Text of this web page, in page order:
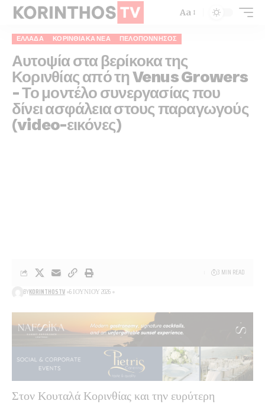
Aa
ΕΛΛΆΔΑ ΚΟΡΙΝΘΙΑΚΆ ΝΈΑ ΠΕΛΟΠΌΝΝΗΣΟΣ
Αυτοψία στα βερίκοκα της
Κορινθίας από τη Venus Growers
– Το μοντέλο συνεργασίας που
δίνει ασφάλεια στους παραγωγούς
(video-εικόνες)
BYKORINTHOSTV 6 ΙΟΥΝΊΟΥ 2026
3 MIN READ
Στον Κουταλά Κορινθίας και την ευρύτερη